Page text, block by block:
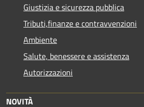
Giustizia e sicurezza pubblica
Tributi,finanze e contravvenzioni
Ambiente
Salute, benessere e assistenza
Autorizzazioni
NOVITÀ